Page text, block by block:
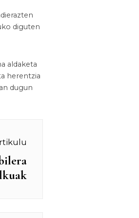
diguten
aldaketa
herentzia
dugun